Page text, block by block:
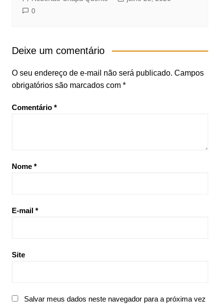
0
Deixe um comentário
O seu endereço de e-mail não será publicado. Campos
obrigatórios são marcados com *
Comentário *
Nome *
E-mail *
Site
Salvar meus dados neste navegador para a próxima vez